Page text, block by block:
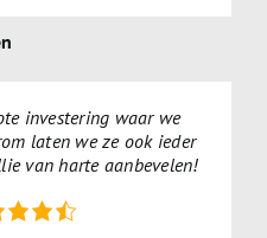
investering waar we
laten we ze ook ieder
van harte aanbevelen!